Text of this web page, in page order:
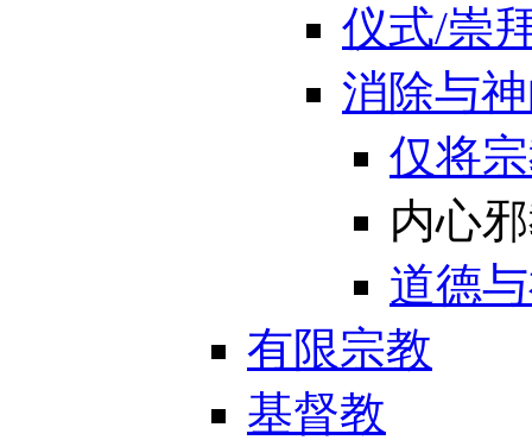
仪式/崇
消除与
仅将
内心
道德
有限宗教
基督教